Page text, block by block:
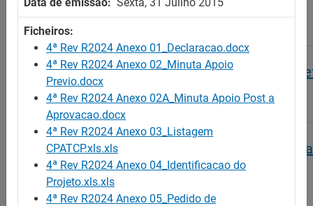
PUB/TEMP/4/2017/DEM
Apoio Técnico à Criação e Consolidação de
PUB/TEMP/257/2015/SC
Programa de Apoio ao Empreendedorismo e
do Próprio Emprego - Portaria 58-2011
PUB/TEMP/208/2015/SC
Ficheiros:
4ª Rev R2024 Anexo 01_Declaracao.docx
4ª Rev R2024 Anexo 02_Minuta Apoio
Previo.docx
4ª Rev R2024 Anexo 02A_Minuta Apoio Post a
Aprovacao.docx
4ª Rev R2024 Anexo 03_Listagem
CPATCP.xls.xls
4ª Rev R2024 Anexo 04_Identificacao do
Projeto.xls.xls
4ª Rev R2024 Anexo 05_Pedido de